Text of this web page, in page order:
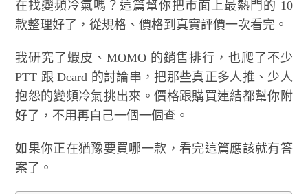
在找變頻冷氣嗎？這篇幫你把市面上最熱門的 10
款整理好了，從規格、價格到真實評價一次看完。
我研究了蝦皮、MOMO 的銷售排行，也爬了不少
PTT 跟 Dcard 的討論串，把那些真正多人推、少人
抱怨的變頻冷氣挑出來。價格跟購買連結都幫你附
好了，不用再自己一個一個查。
如果你正在猶豫要買哪一款，看完這篇應該就有答
案了。